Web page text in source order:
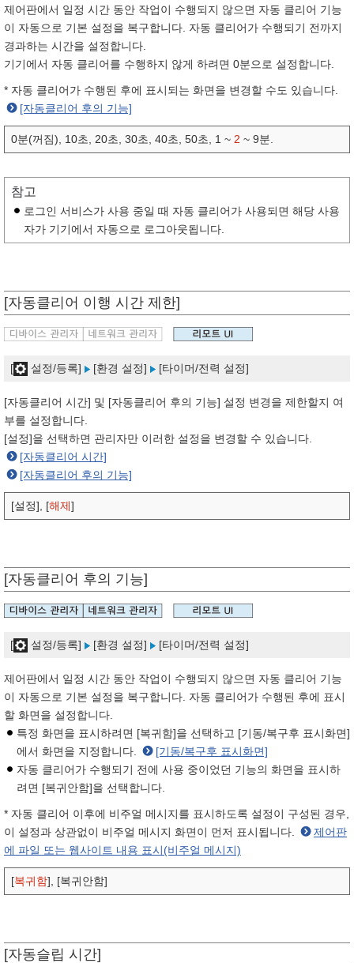
제어판에서 일정 시간 동안 작업이 수행되지 않으면 자동 클리어 기능
이 자동으로 기본 설정을 복구합니다. 자동 클리어가 수행되기 전까지
경과하는 시간을 설정합니다.
기기에서 자동 클리어를 수행하지 않게 하려면 0분으로 설정합니다.
* 자동 클리어가 수행된 후에 표시되는 화면을 변경할 수도 있습니다.
[자동클리어 후의 기능]
0분(꺼짐), 10초, 20초, 30초, 40초, 50초, 1 ~ 2 ~ 9분.
참고
로그인 서비스가 사용 중일 때 자동 클리어가 사용되면 해당 사용
자가 기기에서 자동으로 로그아웃됩니다.
[자동클리어 이행 시간 제한]
[ 설정/등록] [환경 설정] [타이머/전력 설정]
[자동클리어 시간] 및 [자동클리어 후의 기능] 설정 변경을 제한할지 여
부를 설정합니다.
[설정]을 선택하면 관리자만 이러한 설정을 변경할 수 있습니다.
[자동클리어 시간]
[자동클리어 후의 기능]
[설정], [해제]
[자동클리어 후의 기능]
[ 설정/등록] [환경 설정] [타이머/전력 설정]
제어판에서 일정 시간 동안 작업이 수행되지 않으면 자동 클리어 기능
이 자동으로 기본 설정을 복구합니다. 자동 클리어가 수행된 후에 표시
할 화면을 설정합니다.
특정 화면을 표시하려면 [복귀함]을 선택하고 [기동/복구후 표시화면]
에서 화면을 지정합니다.
[기동/복구후 표시화면]
자동 클리어가 수행되기 전에 사용 중이었던 기능의 화면을 표시하
려면 [복귀안함]을 선택합니다.
* 자동 클리어 이후에 비주얼 메시지를 표시하도록 설정이 구성된 경우,
이 설정과 상관없이 비주얼 메시지 화면이 먼저 표시됩니다.
제어판
에 파일 또는 웹사이트 내용 표시(비주얼 메시지)
[복귀함], [복귀안함]
[자동슬립 시간]